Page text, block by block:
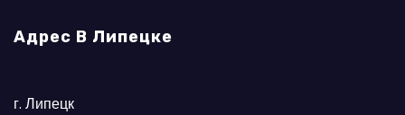
Адрес В Липецке
г. Липецк